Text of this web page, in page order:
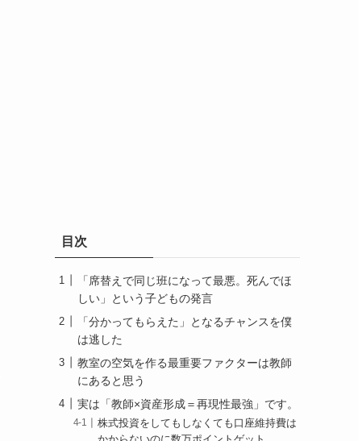
目次
「席替えで同じ班になって最悪。死んでほ
しい」という子どもの発言
「分かってもらえた」となるチャンスを僕
は逃した
教室の空気を作る最重要ファクターは教師
にあると思う
実は「教師×資産形成＝再現性最強」です。
株式投資をしてもしなくても口座維持費は